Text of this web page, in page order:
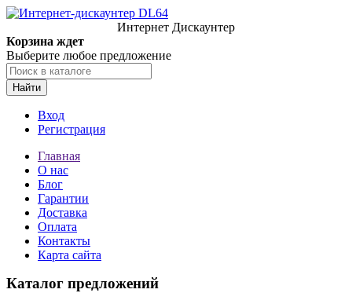
Интернет Дискаунтер
Корзина ждет
Выберите любое предложение
Найти
Вход
Регистрация
Главная
О нас
Блог
Гарантии
Доставка
Оплата
Контакты
Карта сайта
Каталог предложений